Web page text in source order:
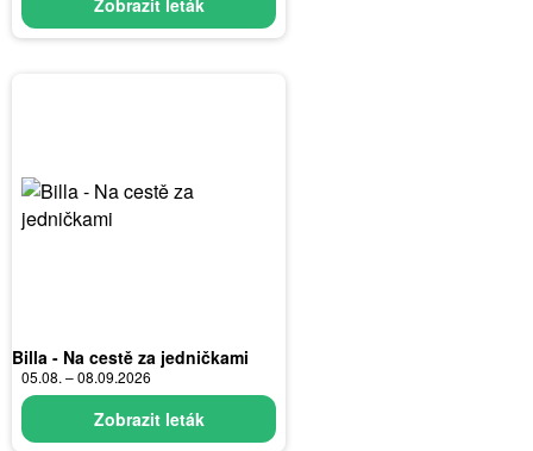
Billa - Na cestě za jedničkami
05.08. – 08.09.2026
Zobrazit leták